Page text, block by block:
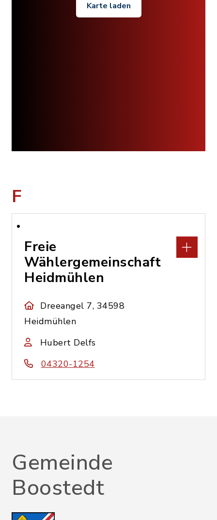
Karte laden
F
Freie
Wählergemeinschaft
Heidmühlen
Dreeangel 7, 34598
Heidmühlen
Hubert Delfs
04320-1254
Gemeinde
Boostedt